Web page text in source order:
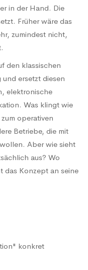
in der Hand. Die
Früher wäre das
zumindest nicht,
den klassischen
ersetzt diesen
elektronische
Was klingt wie
operativen
Betriebe, die mit
Aber wie sieht
aus? Wo
das Konzept an seine
konkret